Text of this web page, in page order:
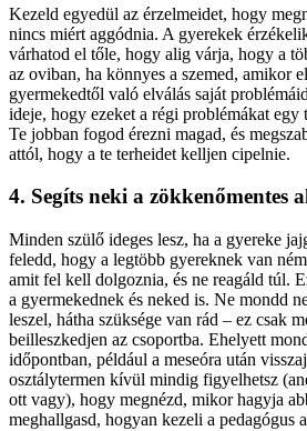
Kezeld egyedül az érzelmeidet, hogy
nincs miért aggódnia. A gyerekek
várhatod el tőle, hogy alig várja, hogy a
az oviban, ha könnyes a szemed, amikor
gyermekedtől való elválás saját
ideje, hogy ezeket a régi problémákat egy
Te jobban fogod érezni magad, és
attól, hogy a te terheidet kelljen cipelnie.
4. Segíts neki a zökkenőmentes
Minden szülő ideges lesz, ha a gyereke
feledd, hogy a legtöbb gyereknek van
amit fel kell dolgoznia, és ne reagáld túl.
a gyermekednek és neked is. Ne mondd
leszel, hátha szüksége van rád – ez csak
beilleszkedjen az csoportba. Ehelyett
időpontban, például a meseóra után
osztálytermen kívül mindig figyelhetsz
ott vagy), hogy megnézd, mikor hagyja
meghallgasd, hogyan kezeli a pedagógus